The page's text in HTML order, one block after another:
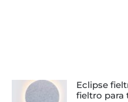
eclipse fieltro imdi – aplique circular de
fieltro para